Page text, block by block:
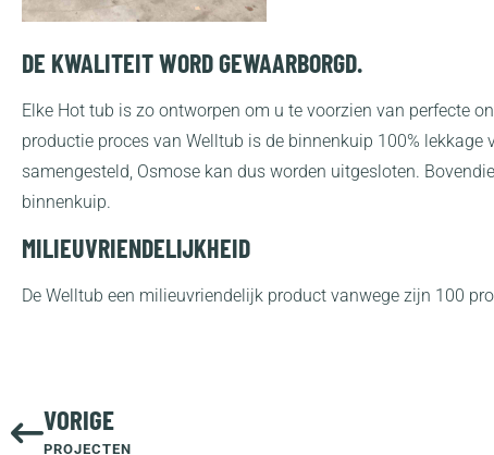
DE KWALITEIT WORD GEWAARBORGD.
Elke Hot tub is zo ontworpen om u te voorzien van perfecte
productie proces van Welltub is de binnenkuip 100%
samengesteld, Osmose kan dus worden uitgesloten.
binnenkuip.
MILIEUVRIENDELIJKHEID
De Welltub een milieuvriendelijk product vanwege zijn 100
VORIGE
PROJECTEN